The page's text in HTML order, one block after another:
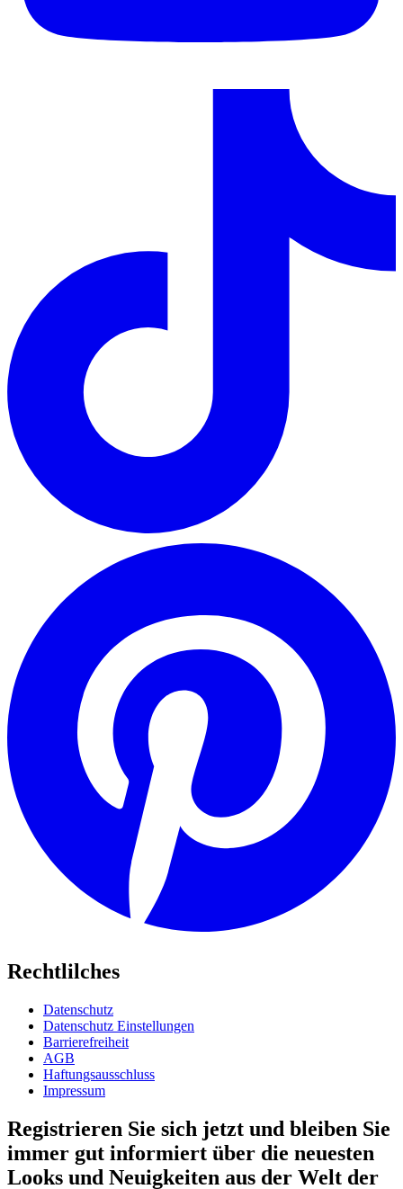
Rechtlilches
Datenschutz
Datenschutz Einstellungen
Barrierefreiheit
AGB
Haftungsausschluss
Impressum
Registrieren Sie sich jetzt und bleiben Sie
immer gut informiert über die neuesten
Looks und Neuigkeiten aus der Welt der